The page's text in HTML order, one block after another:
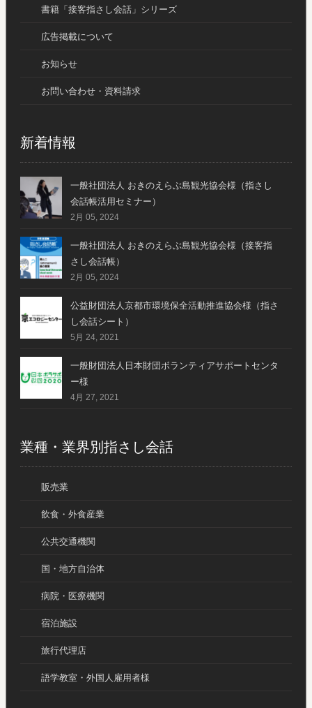
書籍「接客指さし会話」シリーズ
広告掲載について
お知らせ
お問い合わせ・資料請求
新着情報
一般社団法人 おきのえらぶ島観光協会様（指さし
会話帳活用セミナー）
2月 05, 2024
一般社団法人 おきのえらぶ島観光協会様（接客指
さし会話帳）
2月 05, 2024
公益財団法人京都市環境保全活動推進協会様（指さ
し会話シート）
5月 24, 2021
一般財団法人日本財団ボランティアサポートセンタ
ー様
4月 27, 2021
業種・業界別指さし会話
販売業
飲食・外食産業
公共交通機関
国・地方自治体
病院・医療機関
宿泊施設
旅行代理店
語学教室・外国人雇用者様